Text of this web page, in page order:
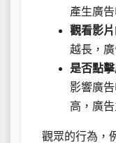
產生廣告
觀看影片
越長，廣
是否點擊
影響廣
高，廣
觀眾的行為，